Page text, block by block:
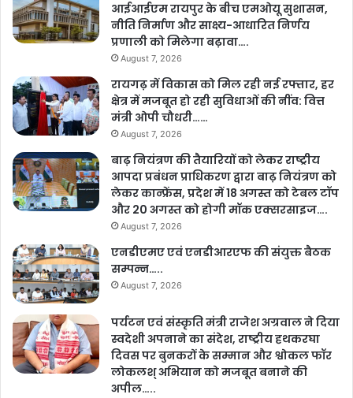
आईआईएम रायपुर के बीच एमओयू सुशासन,
नीति निर्माण और साक्ष्य-आधारित निर्णय
प्रणाली को मिलेगा बढ़ावा….
August 7, 2026
रायगढ़ में विकास को मिल रही नई रफ्तार, हर
क्षेत्र में मजबूत हो रही सुविधाओं की नींव: वित्त
मंत्री ओपी चौधरी……
August 7, 2026
बाढ़ नियंत्रण की तैयारियों को लेकर राष्ट्रीय
आपदा प्रबंधन प्राधिकरण द्वारा बाढ़ नियंत्रण को
लेकर कान्फ्रेंस, प्रदेश में 18 अगस्त को टेबल टॉप
और 20 अगस्त को होगी मॉक एक्सरसाइज….
August 7, 2026
एनडीएमए एवं एनडीआरएफ की संयुक्त बैठक
सम्पन्न…..
August 7, 2026
पर्यटन एवं संस्कृति मंत्री राजेश अग्रवाल ने दिया
स्वदेशी अपनाने का संदेश, राष्ट्रीय हथकरघा
दिवस पर बुनकरों के सम्मान और श्वोकल फॉर
लोकलश् अभियान को मजबूत बनाने की
अपील…..